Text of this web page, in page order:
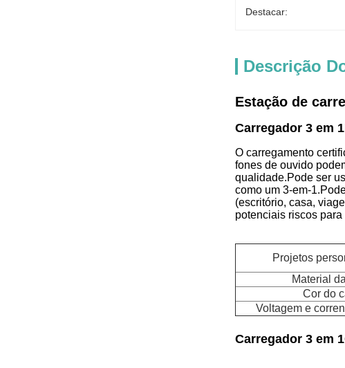
Destacar:
Descrição
Estação de
Carregador 3 em 1
O carregamento
fones de ouvido
qualidade.Pode ser
como um 3-em-
(escritório, casa,
potenciais riscos para
Projetos
Material
Cor do
Voltagem e
Carregador 3 em 1